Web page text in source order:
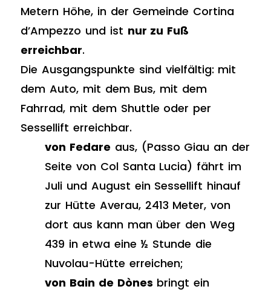
Metern Höhe, in der Gemeinde Cortina
d’Ampezzo und ist nur zu Fuß
erreichbar.
Die Ausgangspunkte sind vielfältig: mit
dem Auto, mit dem Bus, mit dem
Fahrrad, mit dem Shuttle oder per
Sessellift erreichbar.
von Fedare aus, (Passo Giau an der
Seite von Col Santa Lucia) fährt im
Juli und August ein Sessellift hinauf
zur Hütte Averau, 2413 Meter, von
dort aus kann man über den Weg
439 in etwa eine ½ Stunde die
Nuvolau-Hütte erreichen;
von Bain de Dònes bringt ein